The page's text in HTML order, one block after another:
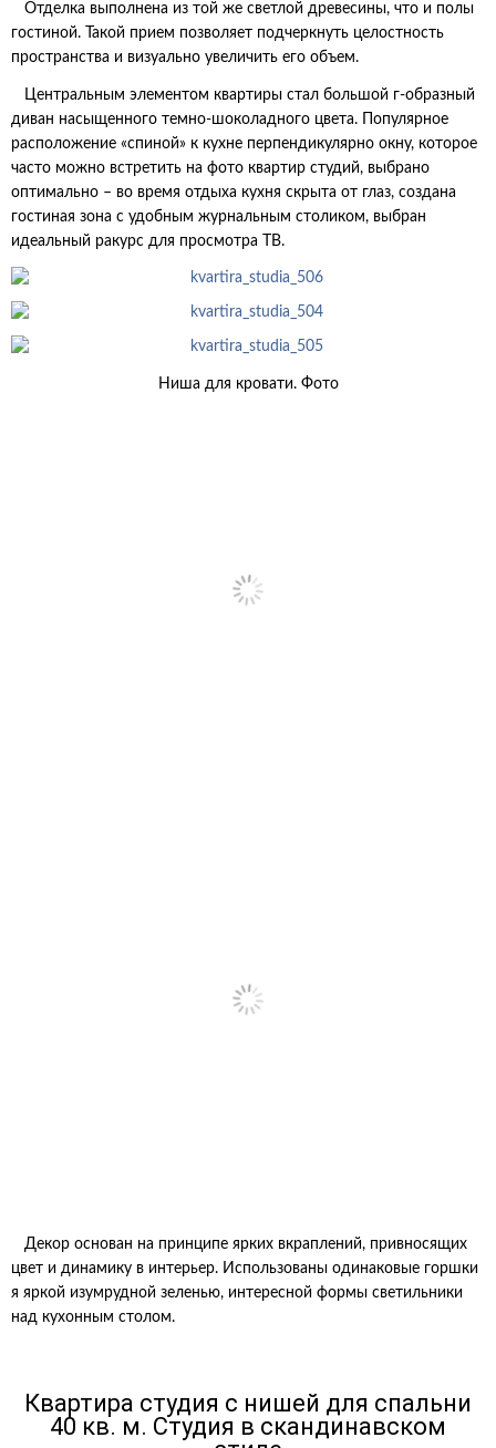
Отделка выполнена из той же светлой древесины, что и полы
гостиной. Такой прием позволяет подчеркнуть целостность
пространства и визуально увеличить его объем.
Центральным элементом квартиры стал большой г-образный
диван насыщенного темно-шоколадного цвета. Популярное
расположение «спиной» к кухне перпендикулярно окну, которое
часто можно встретить на фото квартир студий, выбрано
оптимально – во время отдыха кухня скрыта от глаз, создана
гостиная зона с удобным журнальным столиком, выбран
идеальный ракурс для просмотра ТВ.
Ниша для кровати. Фото
Декор основан на принципе ярких вкраплений, привносящих
цвет и динамику в интерьер. Использованы одинаковые горшки
я яркой изумрудной зеленью, интересной формы светильники
над кухонным столом.
Квартира студия с нишей для спальни
40 кв. м. Студия в скандинавском